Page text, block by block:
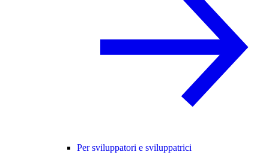
Per sviluppatori e sviluppatrici